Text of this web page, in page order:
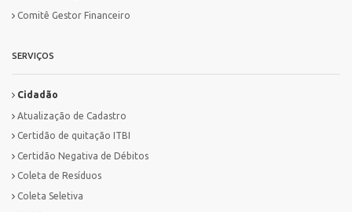
Comitê Gestor Financeiro
SERVIÇOS
Cidadão
Atualização de Cadastro
Certidão de quitação ITBI
Certidão Negativa de Débitos
Coleta de Resíduos
Coleta Seletiva